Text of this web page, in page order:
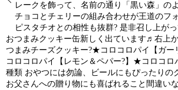
レークを飾って、名前の通り「黒い森」の
チョコとチェリーの組み合わせが王道のフ
ピスタチオとの相性も抜群? 是非召し上が
おつまみクッキー缶新しく出ています♬右上
つまみチーズクッキー?★コロコロパイ【ガ
コロコロパイ【レモン＆ペパー?】★コロコロ
種類 おやつには勿論、ビールにもぴったりの
お父さんへの贈り物にも喜ばれること間違い